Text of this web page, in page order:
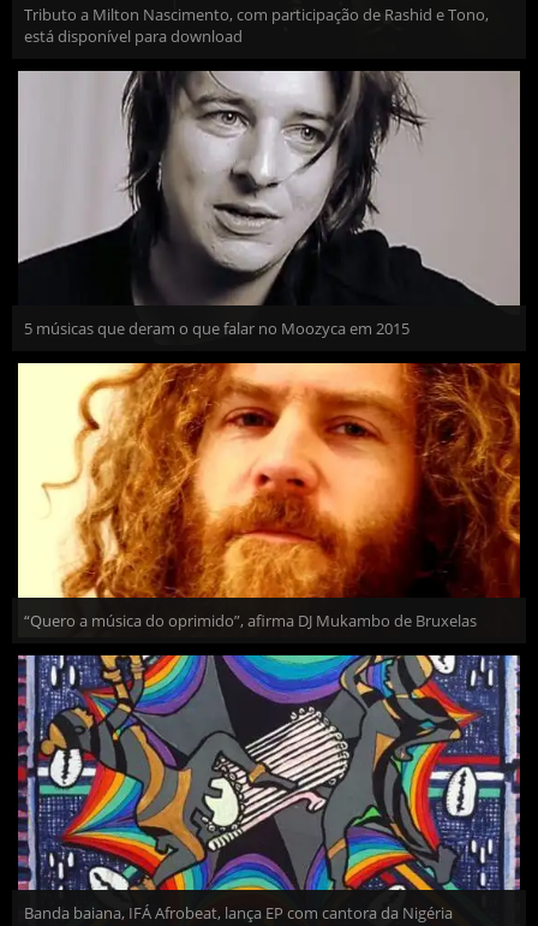
Tributo a Milton Nascimento, com participação de Rashid e Tono,
está disponível para download
5 músicas que deram o que falar no Moozyca em 2015
“Quero a música do oprimido”, afirma DJ Mukambo de Bruxelas
Banda baiana, IFÁ Afrobeat, lança EP com cantora da Nigéria